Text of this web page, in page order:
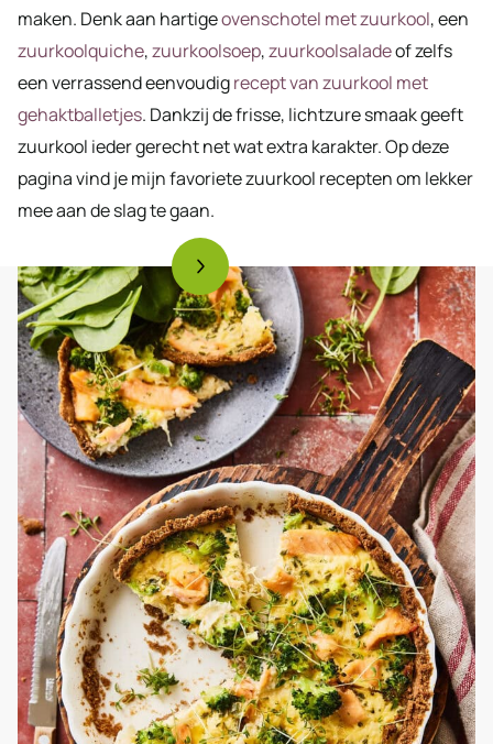
maken. Denk aan hartigeovenschotel met zuurkool, een
zuurkoolquiche,zuurkoolsoep,zuurkoolsaladeof zelfs
een verrassend eenvoudigrecept van zuurkool met
gehaktballetjes. Dankzij de frisse, lichtzure smaak geeft
zuurkool ieder gerecht net wat extra karakter. Op deze
pagina vind je mijn favoriete zuurkool recepten om lekker
mee aan de slag te gaan.